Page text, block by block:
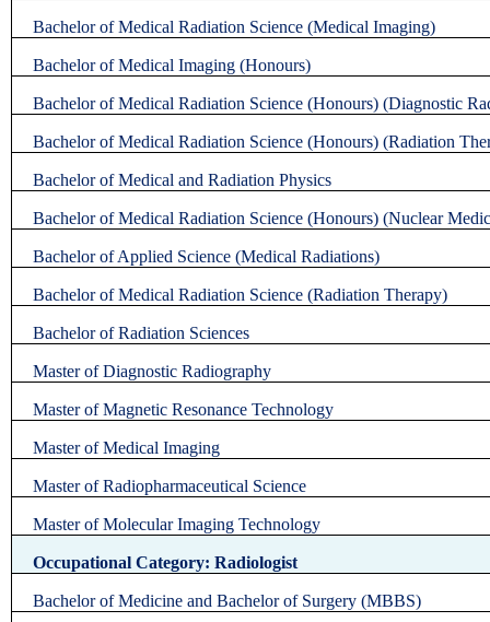
Bachelor of Medical Radiation Science (Medical Imaging)
Bachelor of Medical Imaging (Honours)
Bachelor of Medical Radiation Science (Honours) (Diagnostic
Bachelor of Medical Radiation Science (Honours) (Radiation
Bachelor of Medical and Radiation Physics
Bachelor of Medical Radiation Science (Honours) (Nuclear
Bachelor of Applied Science (Medical Radiations)
Bachelor of Medical Radiation Science (Radiation Therapy)
Bachelor of Radiation Sciences
Master of Diagnostic Radiography
Master of Magnetic Resonance Technology
Master of Medical Imaging
Master of Radiopharmaceutical Science
Master of Molecular Imaging Technology
Occupational Category: Radiologist
Bachelor of Medicine and Bachelor of Surgery (MBBS)